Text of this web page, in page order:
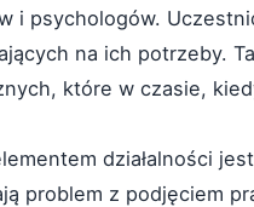
i psychologów.
na ich potrzeby.
które w czasie,
działalności
problem z podjęciem